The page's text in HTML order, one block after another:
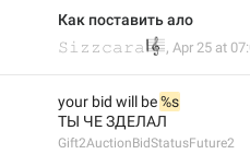
Как поставить ало
𝚂𝚒𝚣𝚣𝚌𝚊𝚛𝚊
🎼
, Apr 25 at
your bid will be %s
ТЫ ЧЕ ЗДЕЛАЛ
Gift2AuctionBidStatusFuture2